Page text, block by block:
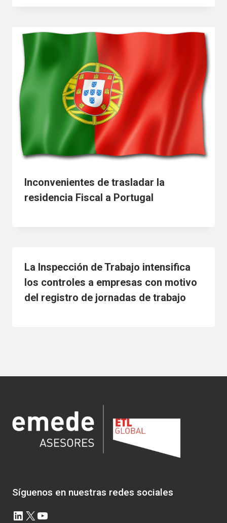
Inconvenientes de trasladar la
residencia Fiscal a Portugal
La Inspección de Trabajo intensifica
los controles a empresas con motivo
del registro de jornadas de trabajo
Síguenos en nuestras redes sociales
LinkedIn
X YouTube